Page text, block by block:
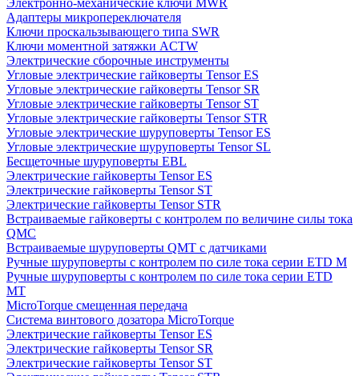
Электронно-механические ключи MWR
Адаптеры микропереключателя
Ключи проскальзывающего типа SWR
Ключи моментной затяжки ACTW
Электрические сборочные инструменты
Угловые электрические гайковерты Tensor ES
Угловые электрические гайковерты Tensor SR
Угловые электрические гайковерты Tensor ST
Угловые электрические гайковерты Tensor STR
Угловые электрические шуруповерты Tensor ES
Угловые электрические шуруповерты Tensor SL
Бесщеточные шуруповерты EBL
Электрические гайковерты Tensor ES
Электрические гайковерты Tensor ST
Электрические гайковерты Tensor STR
Встраиваемые гайковерты с контролем по величине силы тока
QMC
Встраиваемые шуруповерты QMT с датчиками
Ручные шуруповерты с контролем по силе тока серии ETD M
Ручные шуруповерты с контролем по силе тока серии ETD
MT
MicroTorque смещенная передача
Система винтового дозатора MicroTorque
Электрические гайковерты Tensor ES
Электрические гайковерты Tensor SR
Электрические гайковерты Tensor ST